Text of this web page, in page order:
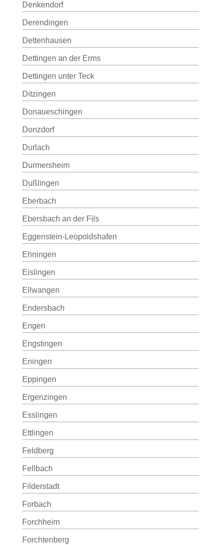
Denkendorf
Derendingen
Dettenhausen
Dettingen an der Erms
Dettingen unter Teck
Ditzingen
Donaueschingen
Donzdorf
Durlach
Durmersheim
Dußlingen
Eberbach
Ebersbach an der Fils
Eggenstein-Leopoldshafen
Ehningen
Eislingen
Ellwangen
Endersbach
Engen
Engstingen
Eningen
Eppingen
Ergenzingen
Esslingen
Ettlingen
Feldberg
Fellbach
Filderstadt
Forbach
Forchheim
Forchtenberg